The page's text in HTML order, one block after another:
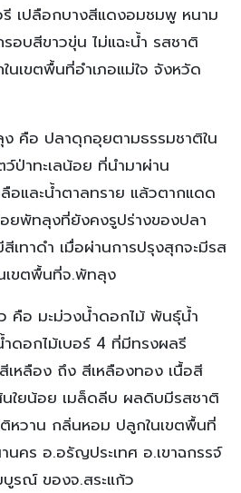
เปลือกบางสีแดงอมชมพู หนาม
อบสีขาวขุ่น ไม่แฉะน้ำ รสชาติ
เขตพื้นที่อำเภอแม่ใจ จังหวัด
คือ ปลาดุกอุยตามธรรมชาติใน
ป่าทะเลน้อย ที่นำมาผ่าน
อและน้ำตาลทราย แล้วตากแดด
อยพัทลุงที่ยังคงรูปร่างของปลา
ทาดำ เมื่อผ่านการปรุงสุกจะมีรส
เขตพื้นที่จ.พัทลุง
คือ มะม่วงน้ำดอกไม้ พันธุ์น้ำ
ดอกไม้เบอร์ 4 ที่มีทรงผลรี
เหลือง ถึง สีเหลืองทอง เนื้อสี
ใยน้อย เมล็ดลีบ ผลดิบมีรสชาติ
ติหวาน กลิ่นหอม ปลูกในเขตพื้นที่
คร อ.อรัญประเทศ อ.เขาฉกรรจ์
บูรณ์ ของจ.สระแก้ว